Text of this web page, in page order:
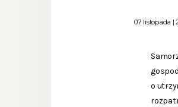
07 listopada |
o